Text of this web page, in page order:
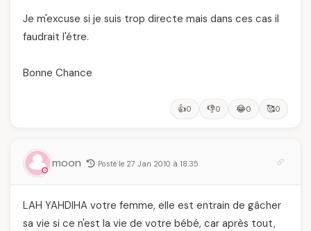
Je m'excuse si je suis trop directe mais dans ces cas il
faudrait l'étre.
Bonne Chance
👍0 👎0 😂0 🥰0
moon Posté le 27 Jan 2010 à 18:35
LAH YAHDIHA votre femme, elle est entrain de gâcher
sa vie si ce n'est la vie de votre bébé, car après tout,